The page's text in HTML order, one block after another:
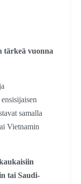
vuonna
samalla
Vietnamin
tai Saudi-